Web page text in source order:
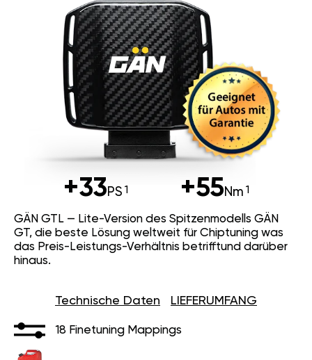
+33PS +55Nm
GÄN GTL — Lite-Version des Spitzenmodells GÄN
GT, die beste Lösung weltweit für Chiptuning was
das Preis-Leistungs-Verhältnis betrifftund darüber
hinaus.
Technische Daten LIEFERUMFANG
18 Finetuning Mappings